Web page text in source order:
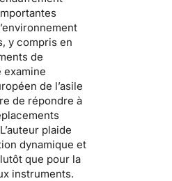
y compris en
de
examine
de l’asile
de répondre à
plaide
dynamique et
que pour la
instruments.